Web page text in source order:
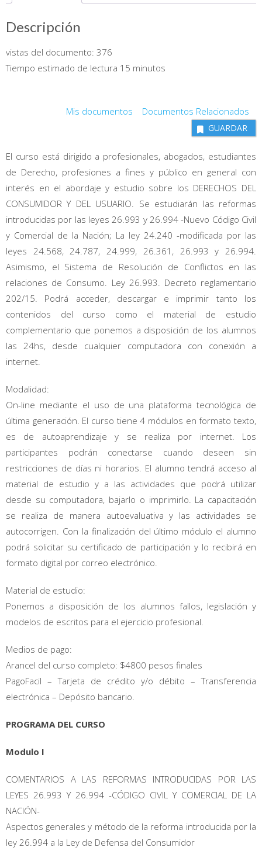
Usuario
cantidad
Descripción
vistas del documento: 376
Tiempo estimado de lectura 15 minutos
Mis documentos Documentos Relacionados
GUARDAR
El curso está dirigido a profesionales, abogados, estudiantes
de Derecho, profesiones a fines y público en general con
interés en el abordaje y estudio sobre los DERECHOS DEL
CONSUMIDOR Y DEL USUARIO. Se estudiarán las reformas
introducidas por las leyes 26.993 y 26.994 -Nuevo Código Civil
y Comercial de la Nación; La ley 24.240 -modificada por las
leyes 24.568, 24.787, 24.999, 26.361, 26.993 y 26.994.
Asimismo, el Sistema de Resolución de Conflictos en las
relaciones de Consumo. Ley 26.993. Decreto reglamentario
202/15. Podrá acceder, descargar e imprimir tanto los
contenidos del curso como el material de estudio
complementario que ponemos a disposición de los alumnos
las 24hs, desde cualquier computadora con conexión a
internet.
Modalidad:
On-line mediante el uso de una plataforma tecnológica de
última generación. El curso tiene 4 módulos en formato texto,
es de autoaprendizaje y se realiza por internet. Los
participantes podrán conectarse cuando deseen sin
restricciones de días ni horarios. El alumno tendrá acceso al
material de estudio y a las actividades que podrá utilizar
desde su computadora, bajarlo o imprimirlo. La capacitación
se realiza de manera autoevaluativa y las actividades se
autocorrigen. Con la finalización del último módulo el alumno
podrá solicitar su certificado de participación y lo recibirá en
formato digital por correo electrónico.
Material de estudio:
Ponemos a disposición de los alumnos fallos, legislación y
modelos de escritos para el ejercicio profesional.
Medios de pago:
Arancel del curso completo: $4800 pesos finales
PagoFacil – Tarjeta de crédito y/o débito – Transferencia
electrónica – Depósito bancario.
PROGRAMA DEL CURSO
Modulo I
COMENTARIOS A LAS REFORMAS INTRODUCIDAS POR LAS
LEYES 26.993 Y 26.994 -CÓDIGO CIVIL Y COMERCIAL DE LA
NACIÓN-
Aspectos generales y método de la reforma introducida por la
ley 26.994 a la Ley de Defensa del Consumidor